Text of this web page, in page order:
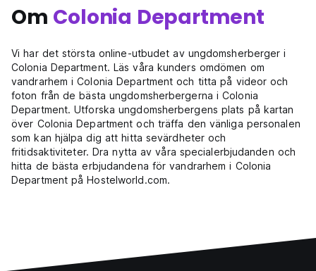
Om Colonia Department
Vi har det största online-utbudet av ungdomsherberger i
Colonia Department. Läs våra kunders omdömen om
vandrarhem i Colonia Department och titta på videor och
foton från de bästa ungdomsherbergerna i Colonia
Department. Utforska ungdomsherbergens plats på kartan
över Colonia Department och träffa den vänliga personalen
som kan hjälpa dig att hitta sevärdheter och
fritidsaktiviteter. Dra nytta av våra specialerbjudanden och
hitta de bästa erbjudandena för vandrarhem i Colonia
Department på Hostelworld.com.